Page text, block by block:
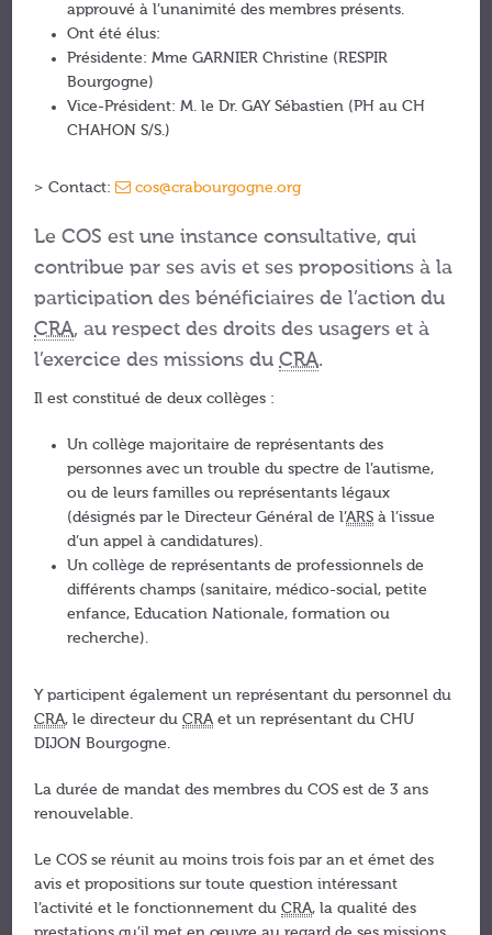
approuvé à l’unanimité des membres présents.
Ont été élus:
Présidente: Mme GARNIER Christine (RESPIR
Bourgogne)
Vice-Président: M. le Dr. GAY Sébastien (PH au CH
CHAHON S/S.)
> Contact: cos@crabourgogne.org
Le COS est une instance consultative, qui
contribue par ses avis et ses propositions à la
participation des bénéficiaires de l’action du
CRA, au respect des droits des usagers et à
l’exercice des missions duCRA.
Il est constitué de deux collèges :
Un collège majoritaire de représentants des
personnes avec un trouble du spectre de l’autisme,
ou de leurs familles ou représentants légaux
(désignés par le Directeur Général de l’ARS à l’issue
d’un appel à candidatures).
Un collège de représentants de professionnels de
différents champs (sanitaire, médico-social, petite
enfance, Education Nationale, formation ou
recherche).
Y participent également un représentant du personnel du
CRA, le directeur duCRAet un représentant du CHU
DIJON Bourgogne.
La durée de mandat des membres du COS est de 3 ans
renouvelable.
Le COS se réunit au moins trois fois par an et émet des
avis et propositions sur toute question intéressant
l’activité et le fonctionnement duCRA, la qualité des